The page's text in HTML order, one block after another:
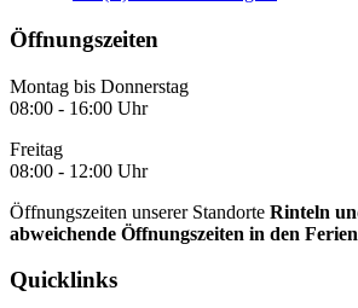
Öffnungszeiten
Montag bis Donnerstag
08:00 - 16:00 Uhr
Freitag
08:00 - 12:00 Uhr
Öffnungszeiten unserer Standorte Rinteln
abweichende Öffnungszeiten in den Ferien
Quicklinks